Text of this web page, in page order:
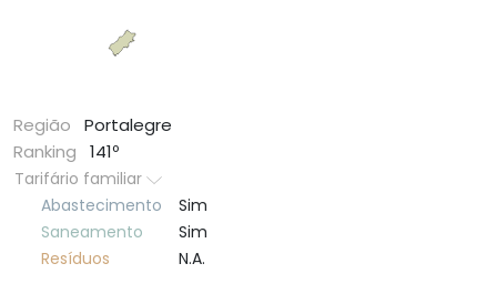
Região
Portalegre
Ranking
141º
Tarifário familiar
Abastecimento
Sim
Saneamento
Sim
Resí­duos
N.A.